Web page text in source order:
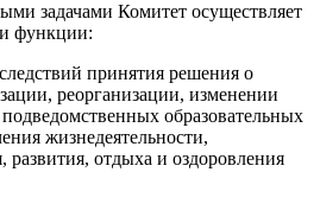
задачами Комитет осуществляет
функции:
принятия решения о
реорганизации, изменении
образовательных
жизнедеятельности,
развития, отдыха и оздоровления